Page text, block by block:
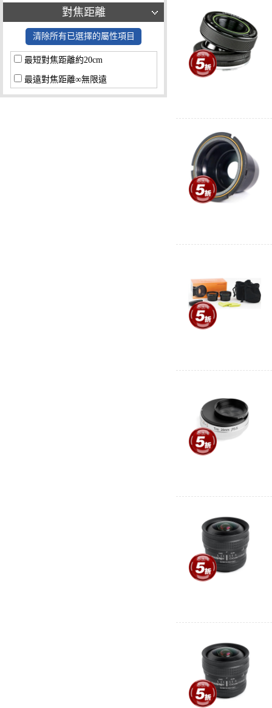
其他
對焦距離
清除所有已選擇的屬性項目
最短對焦距離約20cm
最遠對焦距離∞無限遠